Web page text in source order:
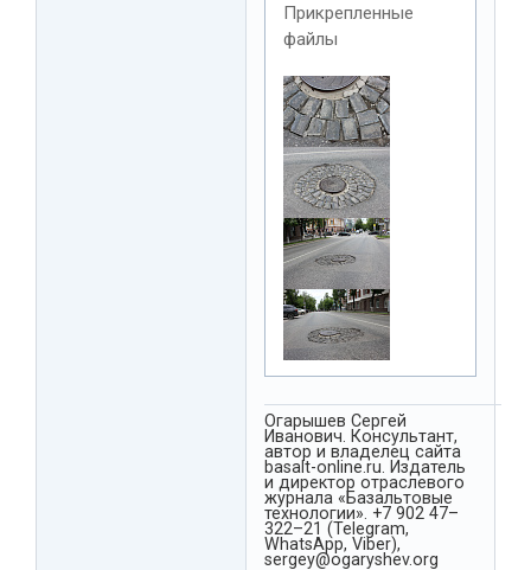
Прикрепленные
файлы
Огарышев Сергей
Иванович. Консультант,
автор и владелец сайта
basalt-online.ru. Издатель
и директор отраслевого
журнала «Базальтовые
технологии». +7 902 47–
322–21 (Telegram,
WhatsApp, Viber),
sergey@ogaryshev.org